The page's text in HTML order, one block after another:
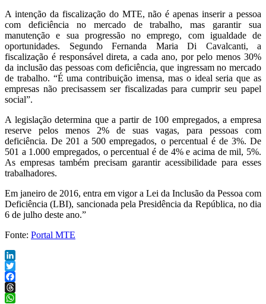
A intenção da fiscalização do MTE, não é apenas inserir a pessoa
com deficiência no mercado de trabalho, mas garantir sua
manutenção e sua progressão no emprego, com igualdade de
oportunidades. Segundo Fernanda Maria Di Cavalcanti, a
fiscalização é responsável direta, a cada ano, por pelo menos 30%
da inclusão das pessoas com deficiência, que ingressam no mercado
de trabalho. “É uma contribuição imensa, mas o ideal seria que as
empresas não precisassem ser fiscalizadas para cumprir seu papel
social”.
A legislação determina que a partir de 100 empregados, a empresa
reserve pelos menos 2% de suas vagas, para pessoas com
deficiência. De 201 a 500 empregados, o percentual é de 3%. De
501 a 1.000 empregados, o percentual é de 4% e acima de mil, 5%.
As empresas também precisam garantir acessibilidade para esses
trabalhadores.
Em janeiro de 2016, entra em vigor a Lei da Inclusão da Pessoa com
Deficiência (LBI), sancionada pela Presidência da República, no dia
6 de julho deste ano.”
Fonte: Portal MTE
LinkedIn
Twitter
Facebook
Threads